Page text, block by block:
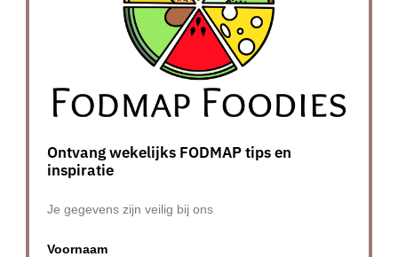
Ontvang wekelijks FODMAP tips en
inspiratie
Je gegevens zijn veilig bij ons
Voornaam